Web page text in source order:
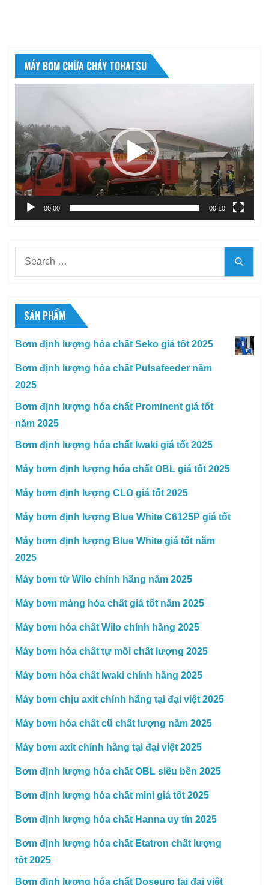
MÁY BƠM CHỮA CHÁY TOHATSU
Video
00:00 00:10
SẢN PHẨM
Bơm định lượng hóa chất Seko giá tốt 2025
Bơm định lượng hóa chất Pulsafeeder năm
2025
Bơm định lượng hóa chất Prominent giá tốt
năm 2025
Bơm định lượng hóa chất Iwaki giá tốt 2025
Máy bơm định lượng hóa chất OBL giá tốt 2025
Máy bơm định lượng CLO giá tốt 2025
Máy bơm định lượng Blue White C6125P giá tốt
Máy bơm định lượng Blue White giá tốt năm
2025
Máy bơm từ Wilo chính hãng năm 2025
Máy bơm màng hóa chất giá tốt năm 2025
Máy bơm hóa chất Wilo chính hãng 2025
Máy bơm hóa chất tự mồi chất lượng 2025
Máy bơm hóa chất Iwaki chính hãng 2025
Máy bơm chịu axit chính hãng tại đại việt 2025
Máy bơm hóa chất cũ chất lượng năm 2025
Máy bơm axit chính hãng tại đại việt 2025
Bơm định lượng hóa chất OBL siêu bền 2025
Bơm định lượng hóa chất mini giá tốt 2025
Bơm định lượng hóa chất Hanna uy tín 2025
Bơm định lượng hóa chất Etatron chất lượng
tốt 2025
Bơm định lượng hóa chất Doseuro tại đại việt